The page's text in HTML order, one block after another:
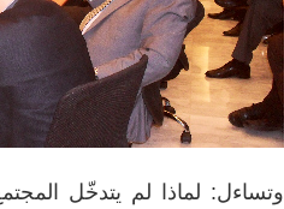
وتساءل: لماذا لم يتدخّل